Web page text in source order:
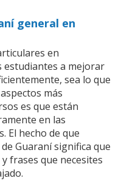
general en
en
estudiantes a mejorar
sea lo que
más
es que están
en las
El hecho de que
Guaraní significa que
frases que necesites